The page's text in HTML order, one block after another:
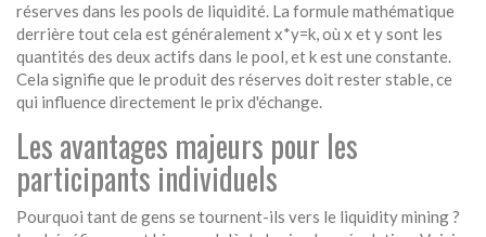
réserves dans les pools de liquidité. La formule mathématique
derrière tout cela est généralement x*y=k, où x et y sont les
quantités des deux actifs dans le pool, et k est une constante.
Cela signifie que le produit des réserves doit rester stable, ce
qui influence directement le prix d'échange.
Les avantages majeurs pour les
participants individuels
Pourquoi tant de gens se tournent-ils vers le liquidity mining ?